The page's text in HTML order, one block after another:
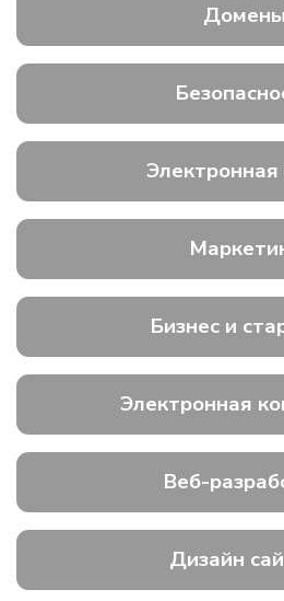
Домены
Электронная
Бизнес и
Электронная
Веб-
Дизайн